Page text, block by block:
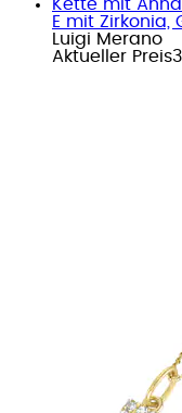
Kette mit
E mit Zirkonia,
Luigi Merano
Aktueller Preis